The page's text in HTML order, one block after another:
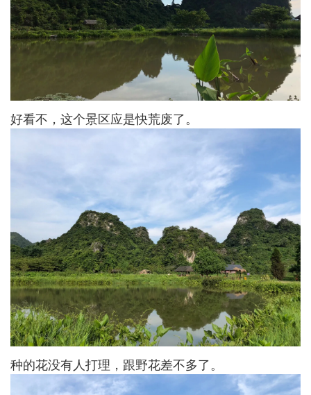
好看不，这个景区应是快荒废了。
种的花没有人打理，跟野花差不多了。